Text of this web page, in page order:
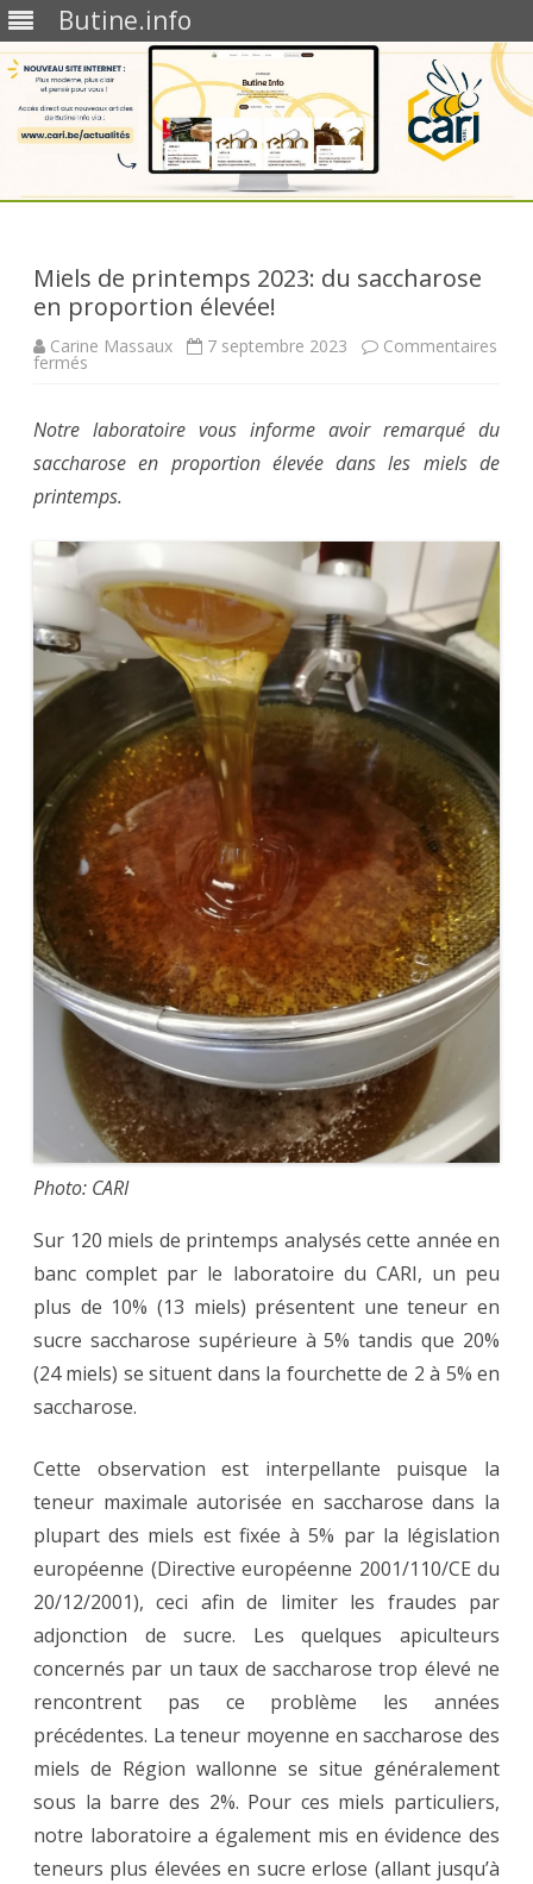
Butine.info
Miels de printemps 2023: du saccharose
en proportion élevée!
Carine Massaux 7 septembre 2023 Commentaires
fermés
2023:
du
saccharose
en
proportion
élevée!
Notre laboratoire vous informe avoir remarqué du
saccharose en proportion élevée dans les miels de
printemps.
Photo: CARI
Sur 120 miels de printemps analysés cette année en
banc complet par le laboratoire du CARI, un peu
plus de 10% (13 miels) présentent une teneur en
sucre saccharose supérieure à 5% tandis que 20%
(24 miels) se situent dans la fourchette de 2 à 5% en
saccharose.
Cette observation est interpellante puisque la
teneur maximale autorisée en saccharose dans la
plupart des miels est fixée à 5% par la législation
européenne (Directive européenne 2001/110/CE du
20/12/2001), ceci afin de limiter les fraudes par
adjonction de sucre. Les quelques apiculteurs
concernés par un taux de saccharose trop élevé ne
rencontrent pas ce problème les années
précédentes. La teneur moyenne en saccharose des
miels de Région wallonne se situe généralement
sous la barre des 2%. Pour ces miels particuliers,
notre laboratoire a également mis en évidence des
teneurs plus élevées en sucre erlose (allant jusqu’à